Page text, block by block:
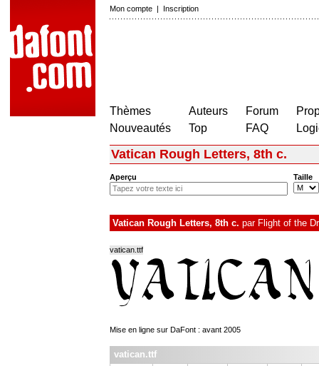
Mon compte | Inscription
Thèmes
Nouveautés
Auteurs
Top
Forum
FAQ
Vatican Rough Letters, 8th c.
Aperçu Taille
Vatican Rough Letters, 8th c. par Flight of the
vatican.ttf
Mise en ligne sur DaFont : avant 2005
vatican.ttf